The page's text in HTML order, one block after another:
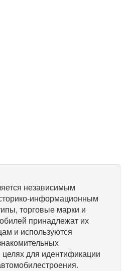
независимым
информационным
торговые марки и
принадлежат их
и используются
для идентификации